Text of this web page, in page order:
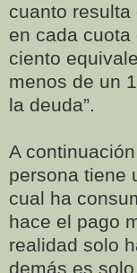
cuanto
en cada
ciento
menos de un
la deuda”.
A
persona tiene
cual ha
hace el pago
realidad solo
demás es